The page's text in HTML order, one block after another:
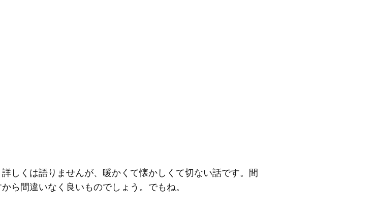
しくは語りませんが、暖かくて懐かしくて切ない話です。間
ら間違いなく良いものでしょう。でもね。